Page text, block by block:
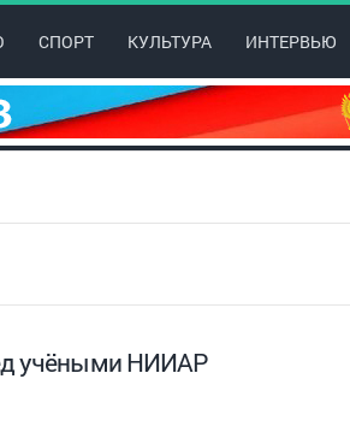
СПОРТ КУЛЬТУРА ИНТЕРВЬЮ
учёными НИИАР